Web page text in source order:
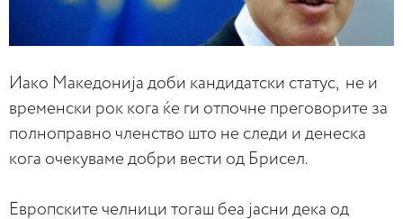
Иако Македонија доби кандидатски статус, не и
временски рок кога ќе ги отпочне преговорите за
полноправно членство што не следи и денеска
кога очекуваме добри вести од Брисел.
Европските челници тогаш беа јасни дека од